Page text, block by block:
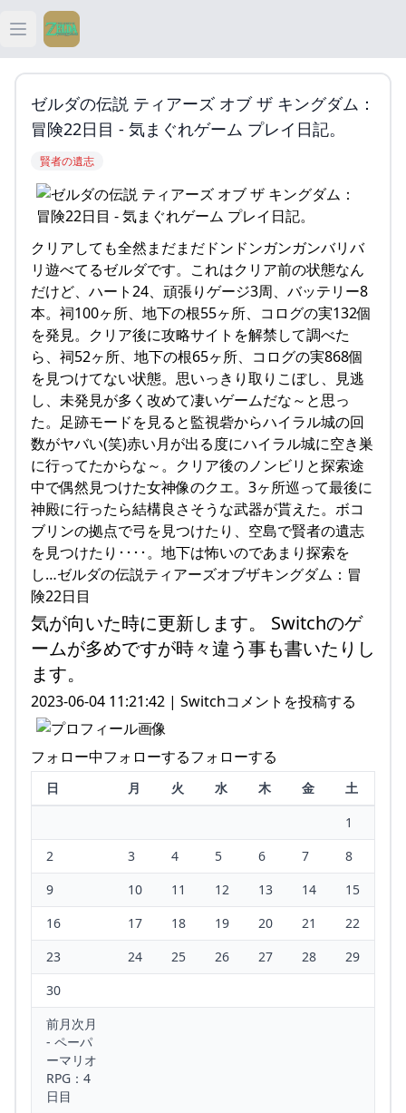
Open main menu
ティアキン
ティアキン 祠
ティアキン 攻略
ゼルダの伝説 ティアーズ オブ ザ キングダム：
冒険22日目 - 気まぐれゲーム プレイ日記。
賢者の遺志
クリアしても全然まだまだドンドンガンガンバリバ
リ遊べてるゼルダです。これはクリア前の状態なん
だけど、ハート24、頑張りゲージ3周、バッテリー8
本。祠100ヶ所、地下の根55ヶ所、コログの実132個
を発見。クリア後に攻略サイトを解禁して調べた
ら、祠52ヶ所、地下の根65ヶ所、コログの実868個
を見つけてない状態。思いっきり取りこぼし、見逃
し、未発見が多く改めて凄いゲームだな～と思っ
た。足跡モードを見ると監視砦からハイラル城の回
数がヤバい(笑)赤い月が出る度にハイラル城に空き巣
に行ってたからな～。クリア後のノンビリと探索途
中で偶然見つけた女神像のクエ。3ヶ所巡って最後に
神殿に行ったら結構良さそうな武器が貰えた。ボコ
ブリンの拠点で弓を見つけたり、空島で賢者の遺志
を見つけたり････。地下は怖いのであまり探索を
し…ゼルダの伝説ティアーズオブザキングダム：冒
険22日目
気が向いた時に更新します。 Switchのゲ
ームが多めですが時々違う事も書いたりし
ます。
2023-06-04 11:21:42 | Switchコメントを投稿する
フォロー中フォローするフォローする
日 月 火 水 木 金
土
1
2
3 4 5 6 7
8
9
10 11 12 13 14
15
16
17 18 19 20 21
22
23
24 25 26 27 28
29
30
前月次月
- ペーパ
ーマリオ
RPG：4
日目